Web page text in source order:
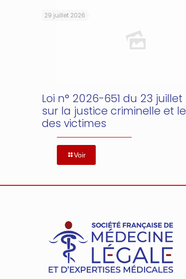
29 juillet 2026
Loi n° 2026-651 du 23
sur la justice criminelle et
des victimes
Voir